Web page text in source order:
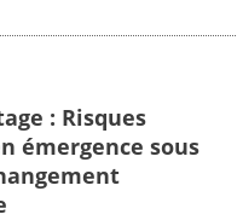
: Risques
émergence sous